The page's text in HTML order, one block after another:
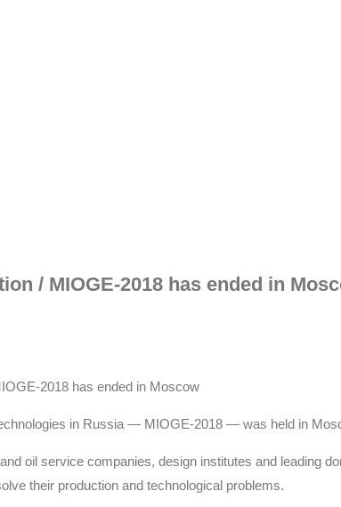
/ MIOGE-2018 has ended in
2018 has ended in Moscow
in Russia — MIOGE-2018 — was held in
oil service companies, design institutes and leading
their production and technological problems.